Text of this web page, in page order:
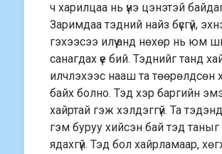
ч харилцаа нь үнэ цэнэтэй
Заримдаа тэдний найз бүсгүй,
гэхээсээ илүү анд нөхөр нь юм
санагдах үе бий. Тэднийг танд
илчлэхээс нааш та төөрөлдсөн
байх болно. Тэд хэр баргийн
хайртай гэж хэлдэггүй. Та
гэм буруу хийсэн бай тэд таныг
ядахгүй. Тэд бол хайрламаар,